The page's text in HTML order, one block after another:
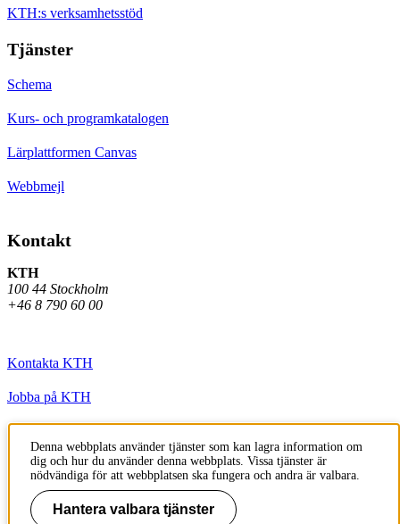
KTH:s verksamhetsstöd
Tjänster
Schema
Kurs- och programkatalogen
Lärplattformen Canvas
Webbmejl
Kontakt
KTH
100 44 Stockholm
+46 8 790 60 00
Kontakta KTH
Jobba på KTH
Press och media
Faktura och betalning KTH
Om KTH:s webbplatser
Denna webbplats använder tjänster som kan lagra information om
dig och hur du använder denna webbplats. Vissa tjänster är
nödvändiga för att webbplatsen ska fungera och andra är valbara.
Hantera valbara tjänster